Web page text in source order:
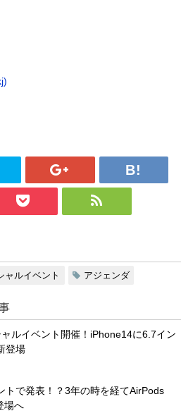
ャルイベント アジェンダ
ルイベント開催！iPhone14に6.7イン
登場
トで発表！？3年の時を経てAirPods
場へ